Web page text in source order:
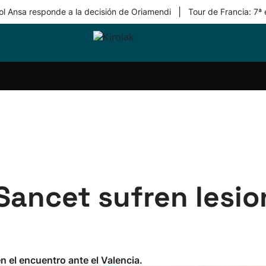
Ansa responde a la decisión de Oriamendi Tour de Francia: 7ª
Equipos
sufren
el encuentro ante el Valencia.